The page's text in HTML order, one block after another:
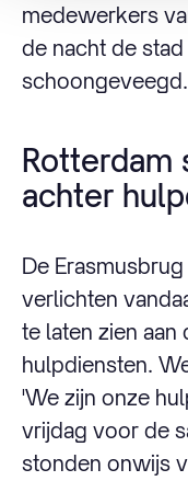
medewerkers
de nacht de
Rotterdam
achter
De
verlichten
te laten zien aan
hulpdiensten.
'We zijn onze
vrijdag voor de
stonden onwijs